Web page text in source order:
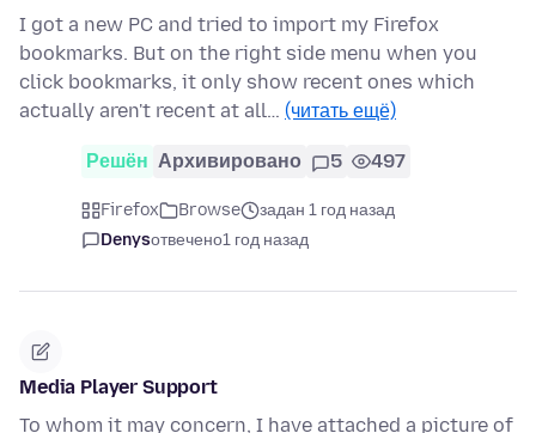
I got a new PC and tried to import my Firefox
bookmarks. But on the right side menu when you
click bookmarks, it only show recent ones which
actually aren't recent at all… (читать ещё)
Решён Архивировано 5 497
Firefox Browse
задан 1 год назад
Denysотвечено1 год назад
Media Player Support
To whom it may concern, I have attached a picture of